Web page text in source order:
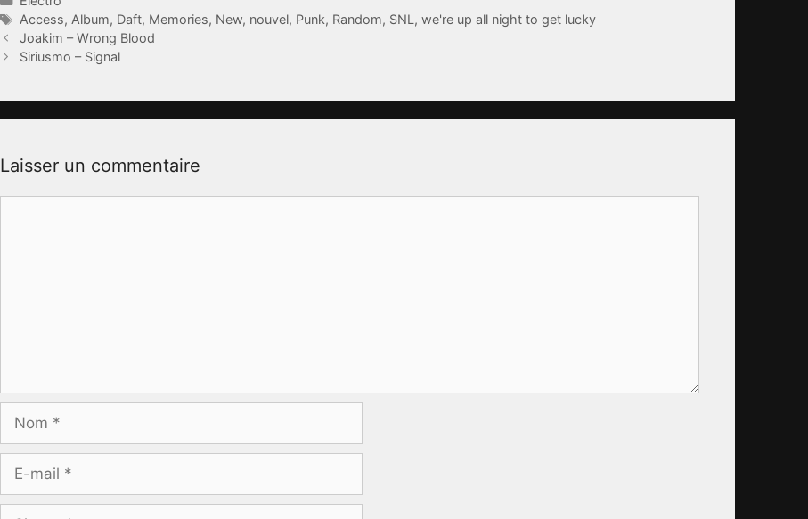
Étiquettes
Access, Album, Daft, Memories, New, nouvel, Punk, Random, SNL , we're up all night to get lucky
Joakim – Wrong Blood
Siriusmo – Signal
Laisser un commentaire
mail